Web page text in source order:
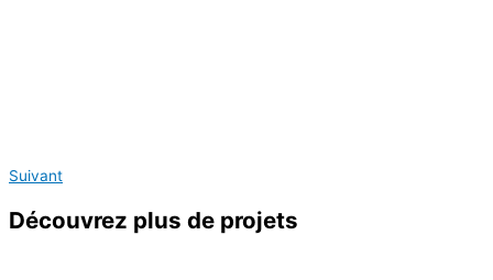
Suivant
Découvrez plus de projets